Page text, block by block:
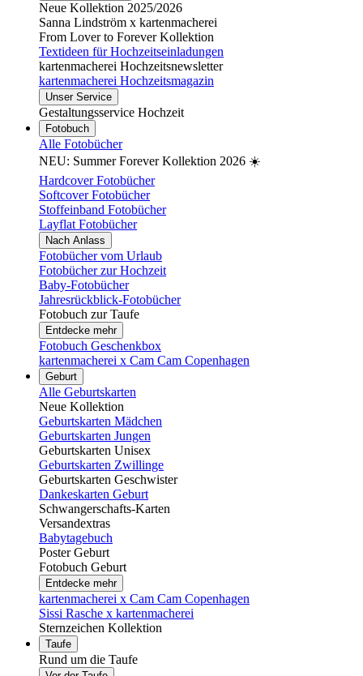
Neue Kollektion 2025/2026
Sanna Lindström x kartenmacherei
From Lover to Forever Kollektion
Textideen für Hochzeitseinladungen
kartenmacherei Hochzeitsnewsletter
kartenmacherei Hochzeitsmagazin
Unser Service
Gestaltungsservice Hochzeit
Fotobuch
Alle Fotobücher
NEU: Summer Forever Kollektion 2026 ☀️
Hardcover Fotobücher
Softcover Fotobücher
Stoffeinband Fotobücher
Layflat Fotobücher
Nach Anlass
Fotobücher vom Urlaub
Fotobücher zur Hochzeit
Baby-Fotobücher
Jahresrückblick-Fotobücher
Fotobuch zur Taufe
Entdecke mehr
Fotobuch Geschenkbox
kartenmacherei x Cam Cam Copenhagen
Geburt
Alle Geburtskarten
Neue Kollektion
Geburtskarten Mädchen
Geburtskarten Jungen
Geburtskarten Unisex
Geburtskarten Zwillinge
Geburtskarten Geschwister
Dankeskarten Geburt
Schwangerschafts-Karten
Versandextras
Babytagebuch
Poster Geburt
Fotobuch Geburt
Entdecke mehr
kartenmacherei x Cam Cam Copenhagen
Sissi Rasche x kartenmacherei
Sternzeichen Kollektion
Taufe
Rund um die Taufe